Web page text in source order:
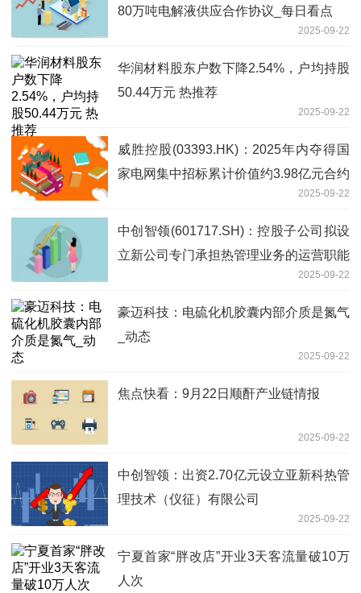
80万吨电解液供应合作协议_每日看点
2025-09-22
华润材料股东户数下降2.54%，户均持股
50.44万元 热推荐
2025-09-22
威胜控股(03393.HK)：2025年内夺得国
家电网集中招标累计价值约3.98亿元合约
2025-09-22
中创智领(601717.SH)：控股子公司拟设
立新公司专门承担热管理业务的运营职能
2025-09-22
豪迈科技：电硫化机胶囊内部介质是氮气
_动态
2025-09-22
焦点快看：9月22日顺酐产业链情报
2025-09-22
中创智领：出资2.70亿元设立亚新科热管
理技术（仪征）有限公司
2025-09-22
宁夏首家“胖改店”开业3天客流量破10万
人次